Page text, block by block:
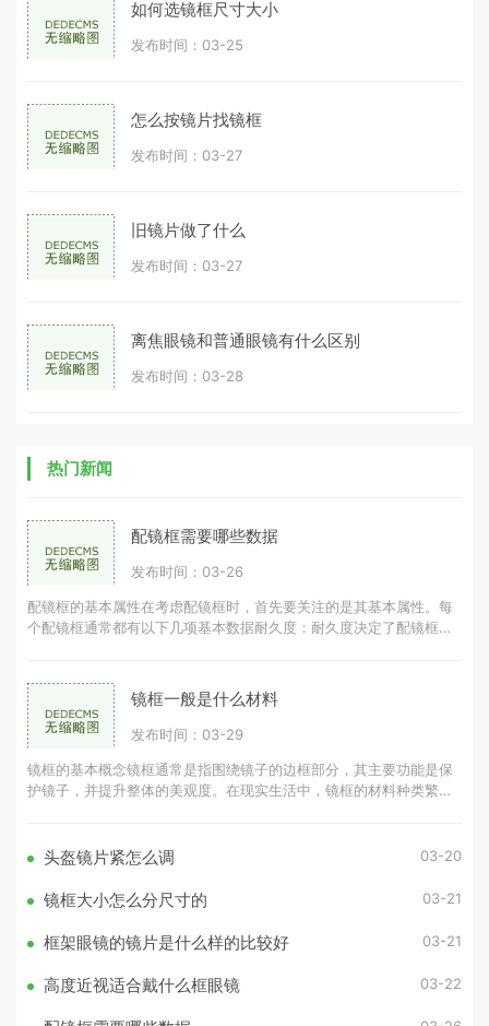
如何选镜框尺寸大小
发布时间：03-25
怎么按镜片找镜框
发布时间：03-27
旧镜片做了什么
发布时间：03-27
离焦眼镜和普通眼镜有什么区别
发布时间：03-28
热门新闻
配镜框需要哪些数据
发布时间：03-26
配镜框的基本属性在考虑配镜框时，首先要关注的是其基本属性。每
个配镜框通常都有以下几项基本数据耐久度：耐久度决定了配镜框的
镜框一般是什么材料
发布时间：03-29
镜框的基本概念镜框通常是指围绕镜子的边框部分，其主要功能是保
护镜子，并提升整体的美观度。在现实生活中，镜框的材料种类繁
头盔镜片紧怎么调 03-20
镜框大小怎么分尺寸的 03-21
框架眼镜的镜片是什么样的比较好 03-21
高度近视适合戴什么框眼镜 03-22